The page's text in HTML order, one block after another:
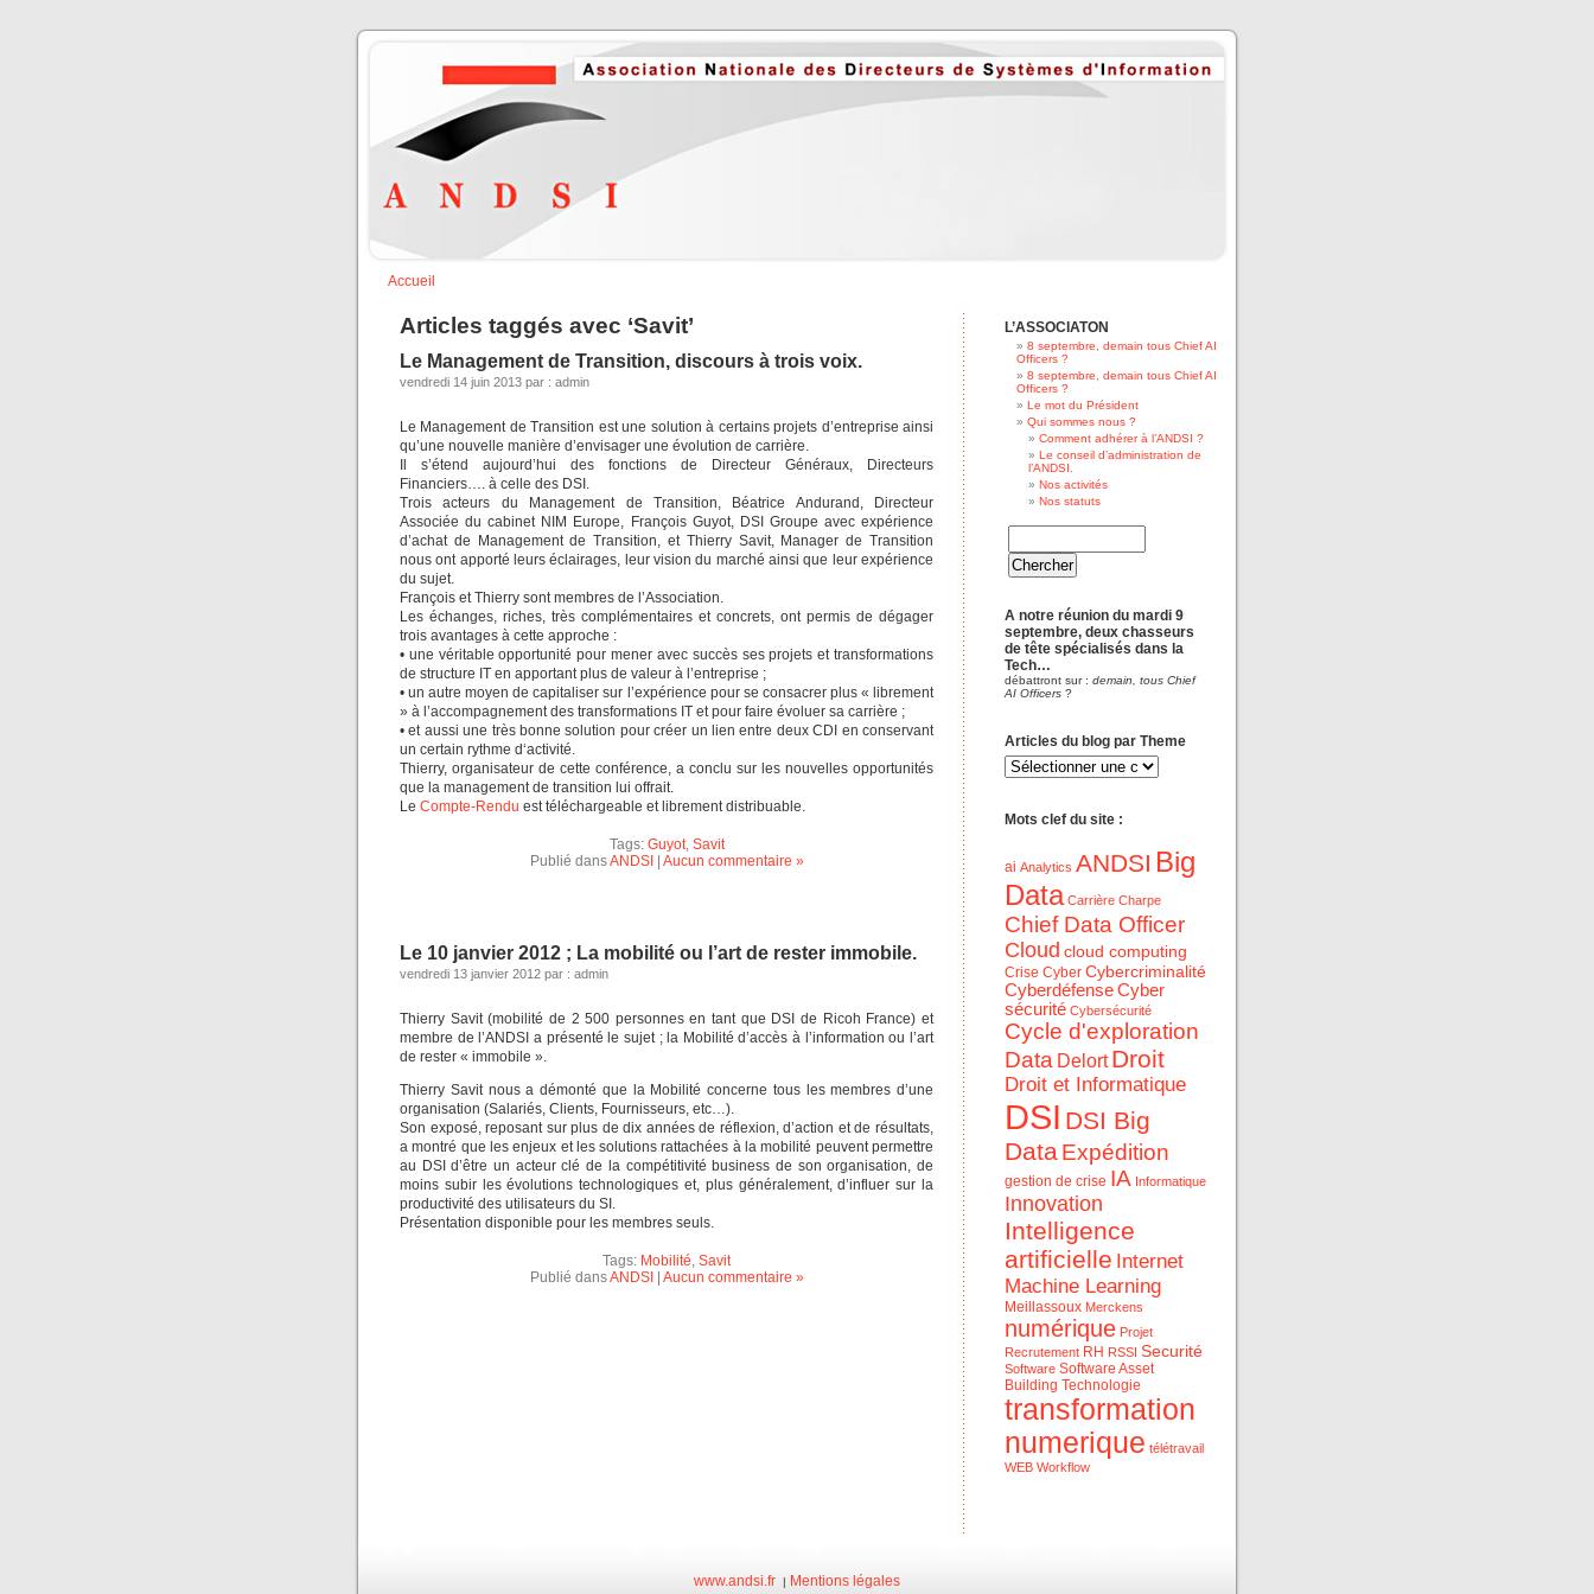
Accueil
Articles taggés avec ‘Savit’
Le Management de Transition, discours à trois voix.
vendredi 14 juin 2013 par : admin
Le Management de Transition est une solution à certains projets d’entreprise ainsi
qu’une nouvelle manière d’envisager une évolution de carrière.
Il s’étend aujourd’hui des fonctions de Directeur Généraux, Directeurs
Financiers…. à celle des DSI.
Trois acteurs du Management de Transition, Béatrice Andurand, Directeur
Associée du cabinet NIM Europe, François Guyot, DSI Groupe avec expérience
d’achat de Management de Transition, et Thierry Savit, Manager de Transition
nous ont apporté leurs éclairages, leur vision du marché ainsi que leur expérience
du sujet.
François et Thierry sont membres de l’Association.
Les échanges, riches, très complémentaires et concrets, ont permis de dégager
trois avantages à cette approche :
• une véritable opportunité pour mener avec succès ses projets et transformations
de structure IT en apportant plus de valeur à l’entreprise ;
• un autre moyen de capitaliser sur l’expérience pour se consacrer plus « librement
» à l’accompagnement des transformations IT et pour faire évoluer sa carrière ;
• et aussi une très bonne solution pour créer un lien entre deux CDI en conservant
un certain rythme d‘activité.
Thierry, organisateur de cette conférence, a conclu sur les nouvelles opportunités
que la management de transition lui offrait.
Le Compte-Rendu est téléchargeable et librement distribuable.
Tags: Guyot, Savit
Publié dansANDSI Aucun commentaire »
Le 10 janvier 2012 ; La mobilité ou l’art de rester immobile.
vendredi 13 janvier 2012 par : admin
Thierry Savit (mobilité de 2 500 personnes en tant que DSI de Ricoh France) et
membre de l’ANDSI a présenté le sujet ; la Mobilité d’accès à l’information ou l’art
de rester « immobile ».
Thierry Savit nous a démonté que la Mobilité concerne tous les membres d’une
organisation (Salariés, Clients, Fournisseurs, etc…).
Son exposé, reposant sur plus de dix années de réflexion, d’action et de résultats,
a montré que les enjeux et les solutions rattachées à la mobilité peuvent permettre
au DSI d’être un acteur clé de la compétitivité business de son organisation, de
moins subir les évolutions technologiques et, plus généralement, d’influer sur la
productivité des utilisateurs du SI.
Présentation disponible pour les membres seuls.
Tags: Mobilité, Savit
Publié dansANDSI Aucun commentaire »
L’ASSOCIATON
8 septembre, demain tous Chief AI
Officers ?
8 septembre, demain tous Chief AI
Officers ?
Le mot du Président
Qui sommes nous ?
Comment adhérer à l’ANDSI ?
Le conseil d’administration de
l’ANDSI.
Nos activités
Nos statuts
A notre réunion du mardi 9
septembre, deux chasseurs
de tête spécialisés dans la
Tech…
débattront sur : demain, tous Chief
AI Officers ?
Articles du blog par Theme
Articles
du
blog
Mots clef du site :
ai Analytics ANDSI Big
Data Carrière Charpe
Chief Data Officer
Cloud cloud computing
Crise Cyber Cybercriminalité
CyberdéfenseCyber
sécurité Cybersécurité
Cycle d'exploration
Data Delort Droit
Droit et Informatique
DSI DSI Big
DataExpédition
gestion de crise IA Informatique
Innovation
Intelligence
artificielle Internet
Machine Learning
Meillassoux Merckens
numérique Projet
Recrutement RH RSSI Securité
Software Software Asset
Building Technologie
transformation
numerique télétravail
WEB Workflow
www.andsi.fr | Mentions légales